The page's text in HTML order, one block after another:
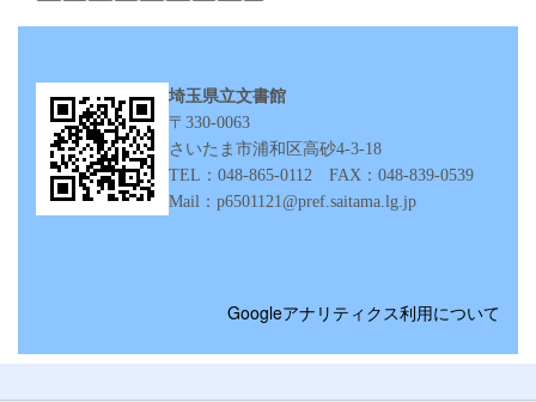
埼玉県立文書館
〒330-0063
さいたま市浦和区高砂4‐3‐18
TEL：048-865-0112 FAX：048-839-0539
Mail：p6501121@pref.saitama.lg.jp
Googleアナリティクス利用について